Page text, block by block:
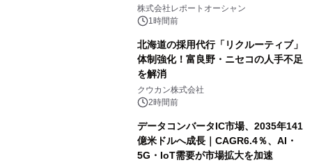
センター・高速光通信需要が成長を加
速
株式会社レポートオーシャン
1時間前
北海道の採用代行「リクルーティブ」
体制強化！富良野・ニセコの人手不足
を解消
クウカン株式会社
2時間前
データコンバータIC市場、2035年141
億米ドルへ成長｜CAGR6.4％、AI・
5G・IoT需要が市場拡大を加速